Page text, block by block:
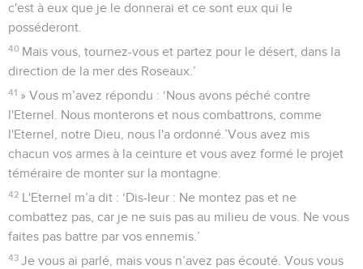
c'est à eux que je le donnerai et ce sont eux qui le
posséderont.
40 Mais vous, tournez-vous et partez pour le désert, dans la
direction de la mer des Roseaux.’
41 » Vous m’avez répondu : ‘Nous avons péché contre
l'Eternel. Nous monterons et nous combattrons, comme
l'Eternel, notre Dieu, nous l'a ordonné.’Vous avez mis
chacun vos armes à la ceinture et vous avez formé le projet
téméraire de monter sur la montagne.
42 L'Eternel m’a dit : ‘Dis-leur : Ne montez pas et ne
combattez pas, car je ne suis pas au milieu de vous. Ne vous
faites pas battre par vos ennemis.’
43 Je vous ai parlé, mais vous n’avez pas écouté. Vous vous